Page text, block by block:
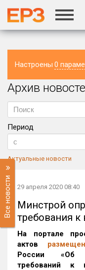
Настроены 0
Регион
Архив
Период
Актуальные новости
Все новости 29 апреля 2020 08:40
Минстрой
требования
На портале
актов размещен
России «Об
требований к